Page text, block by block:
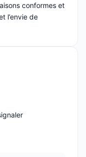
conformes et
l’envie de